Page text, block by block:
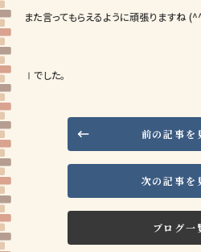
また言ってもらえるように頑張りますね
Ⅰでした。
前の記事を
ブログ一
次の記事を